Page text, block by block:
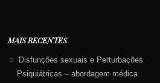
MAIS RECENTES
Disfunções sexuais e Perturbações
Psiquiátricas – abordagem médica